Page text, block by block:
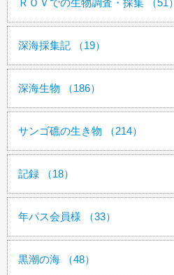
ＲＯＶでの生物調査・採集 （51）
深海採集記 （19）
深海生物 （186）
サンゴ礁の生き物 （214）
記録 （18）
年パス会員様 （33）
黒潮の海 （48）